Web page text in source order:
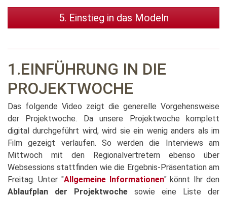
5. Einstieg in das Modeln
1.EINFÜHRUNG IN DIE
PROJEKTWOCHE
Das folgende Video zeigt die generelle Vorgehensweise
der Projektwoche. Da unsere Projektwoche komplett
digital durchgeführt wird, wird sie ein wenig anders als im
Film gezeigt verlaufen. So werden die Interviews am
Mittwoch mit den Regionalvertretern ebenso über
Websessions stattfinden wie die Ergebnis-Präsentation am
Freitag. Unter "Allgemeine Informationen" könnt Ihr den
Ablaufplan der Projektwoche sowie eine Liste der